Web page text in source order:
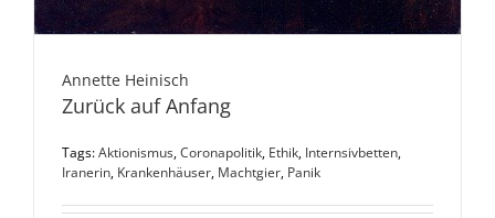
Annette Heinisch
Zurück auf Anfang
Tags:Aktionismus,Coronapolitik, Ethik, Internsivbetten,
Iranerin, Krankenhäuser, Machtgier, Panik